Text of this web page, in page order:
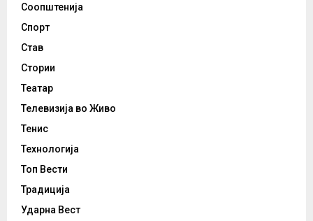
Соопштенија
Спорт
Став
Стории
Театар
Телевизија во Живо
Тенис
Технологија
Топ Вести
Традиција
Ударна Вест